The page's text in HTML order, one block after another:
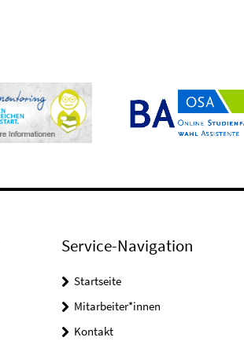
Service-Navigation
Startseite
Mitarbeiter*innen
Kontakt